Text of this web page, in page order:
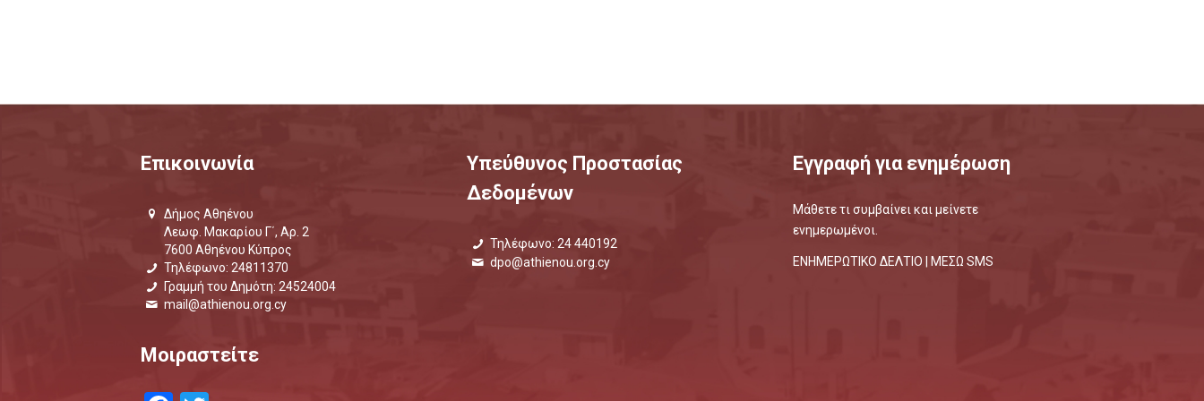
Επικοινωνία
Δήμος Αθηένου
Λεωφ. Μακαρίου Γ΄, Αρ. 2
7600 Αθηένου Κύπρος
Τηλέφωνο: 24811370
Γραμμή του Δημότη: 24524004
mail@athienou.org.cy
Μοιραστείτε
Υπεύθυνος Προστασίας
Δεδομένων
Τηλέφωνο: 24 440192
dpo@athienou.org.cy
Εγγραφή για ενημέρωση
Μάθετε τι συμβαίνει και μείνετε
ενημερωμένοι.
ΕΝΗΜΕΡΩΤΙΚΟ ΔΕΛΤΙΟ | ΜΕΣΩ SMS